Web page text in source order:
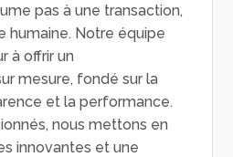
pas à une transaction,
humaine. Notre équipe
à offrir un
mesure, fondé sur la
et la performance.
nous mettons en
innovantes et une